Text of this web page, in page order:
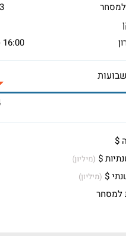
למסחר
16:00 (NY)
$
$ (מיליון)
$ (מיליון)
למסחר